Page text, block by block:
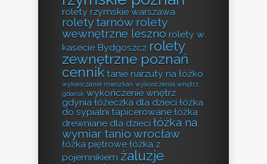
rolety rzymskie warszawa
rolety tarnów rolety
wewnętrzne leszno rolety w
kasecie Bydgoszcz rolety
zewnętrzne poznań
cennik tanie narzuty na łóżko
wykańczanie mieszkań wykończenia wnętrz
gdańsk wykończenie wnętrz
gdynia łóżeczka dla dzieci łóżka
do sypialni tapicerowane łóżka
drewniane dla dzieci łóżka na
wymiar tanio wrocław
łóżka piętrowe łóżka z
pojemnikiem żaluzje